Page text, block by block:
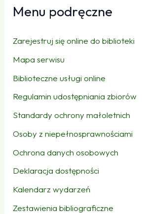
Menu podręczne
Zarejestruj się online do biblioteki
Mapa serwisu
Biblioteczne usługi online
Regulamin udostępniania zbiorów
Standardy ochrony małoletnich
Osoby z niepełnosprawnościami
Ochrona danych osobowych
Deklaracja dostępności
Kalendarz wydarzeń
Zestawienia bibliograficzne